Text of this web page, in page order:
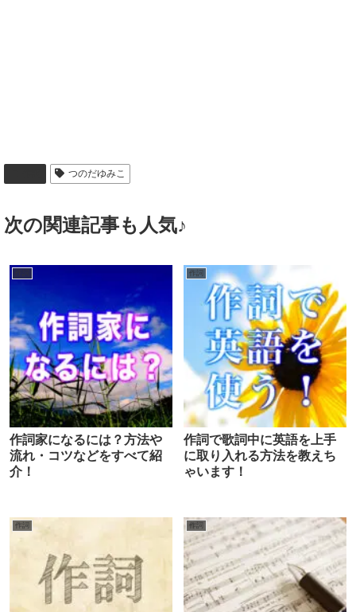
つのだゆみこ
次の関連記事も人気♪
作詞家になるには？方法や
流れ・コツなどをすべて紹
介！
作詞
作詞で歌詞中に英語を上手
に取り入れる方法を教えち
ゃいます！
作詞 作詞